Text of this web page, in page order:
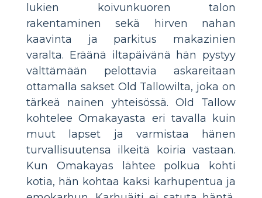
lukien koivunkuoren talon
rakentaminen sekä hirven nahan
kaavinta ja parkitus makazinien
varalta. Eräänä iltapäivänä hän pystyy
välttämään pelottavia askareitaan
ottamalla sakset Old Tallowilta, joka on
tärkeä nainen yhteisössä. Old Tallow
kohtelee Omakayasta eri tavalla kuin
muut lapset ja varmistaa hänen
turvallisuutensa ilkeitä koiria vastaan.
Kun Omakayas lähtee polkua kohti
kotia, hän kohtaa kaksi karhupentua ja